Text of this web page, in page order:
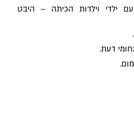
ילדי וילדות הכיתה – היבט
דעת.